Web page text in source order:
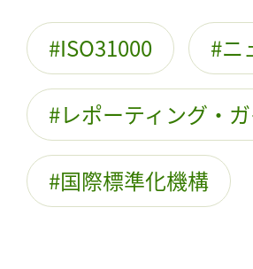
ISO31000 ニ
レポーティング・
国際標準化機構